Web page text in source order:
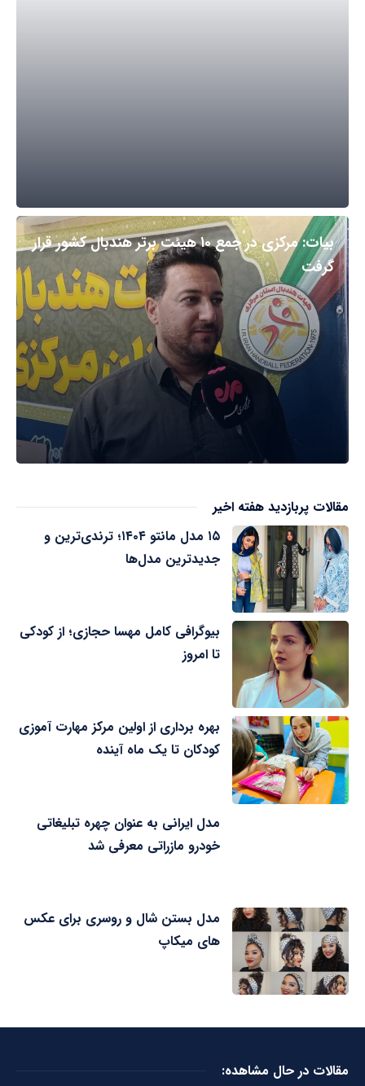
بیات: مرکزی در جمع ۱۰ هیئت برتر هندبال کشور قرار
گرفت
مقالات پربازدید هفته اخیر
۱۵ مدل مانتو ۱۴۰۴؛ ترندی‌ترین و
جدیدترین مدل‌ها
بیوگرافی کامل مهسا حجازی؛ از کودکی
تا امروز
بهره برداری از اولین مرکز مهارت آموزی
کودکان تا یک ماه آینده
مدل ایرانی به عنوان چهره تبلیغاتی
خودرو مازراتی معرفی شد
مدل بستن شال و روسری برای عکس
های میکاپ
مقالات در حال مشاهده: